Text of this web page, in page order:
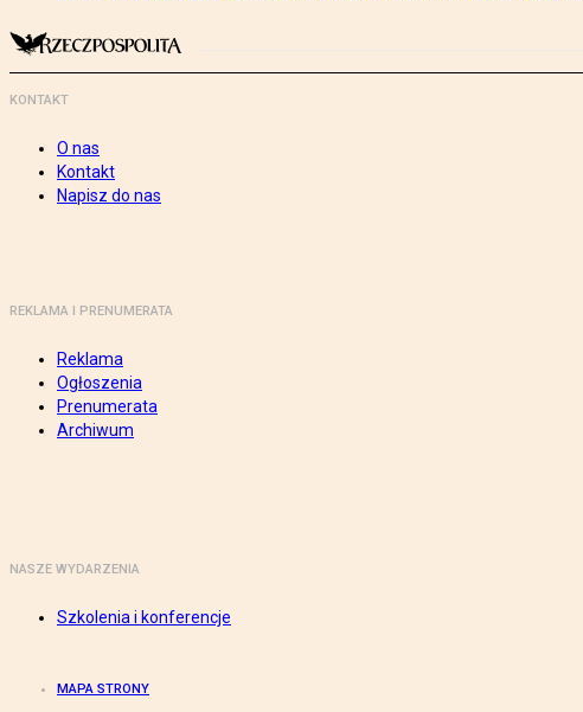
KONTAKT
O nas
Kontakt
Napisz do nas
REKLAMA I PRENUMERATA
Reklama
Ogłoszenia
Prenumerata
Archiwum
NASZE WYDARZENIA
Szkolenia i konferencje
MAPA STRONY